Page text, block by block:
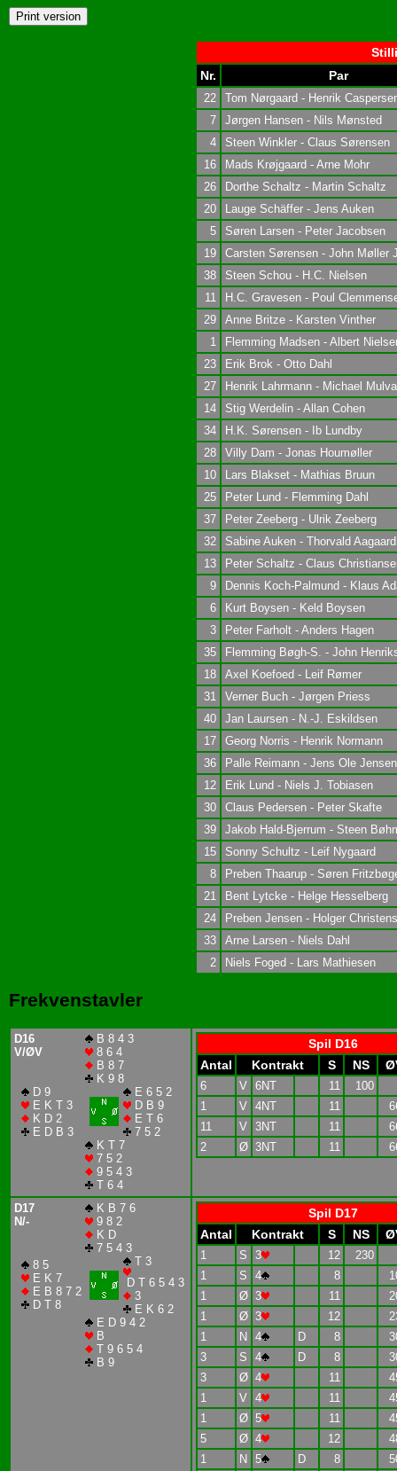
Nr.
Par
22
Tom Nørgaard - Henrik
7
Jørgen Hansen - Nils Mønsted
4
Steen Winkler - Claus Sørensen
16
Mads Krøjgaard - Arne Mohr
26
Dorthe Schaltz - Martin Schaltz
20
Lauge Schäffer - Jens Auken
5
Søren Larsen - Peter Jacobsen
19
Carsten Sørensen - John Møller
38
Steen Schou - H.C. Nielsen
11
H.C. Gravesen - Poul
29
Anne Britze - Karsten Vinther
1
Flemming Madsen - Albert
23
Erik Brok - Otto Dahl
27
Henrik Lahrmann - Michael
14
Stig Werdelin - Allan Cohen
34
H.K. Sørensen - Ib Lundby
28
Villy Dam - Jonas Houmøller
10
Lars Blakset - Mathias Bruun
25
Peter Lund - Flemming Dahl
37
Peter Zeeberg - Ulrik Zeeberg
32
Sabine Auken - Thorvald Aagaard
13
Peter Schaltz - Claus
9
Dennis Koch-Palmund - Klaus
6
Kurt Boysen - Keld Boysen
3
Peter Farholt - Anders Hagen
35
Flemming Bøgh-S. - John
18
Axel Koefoed - Leif Rømer
31
Verner Buch - Jørgen Priess
40
Jan Laursen - N.-J. Eskildsen
17
Georg Norris - Henrik Normann
36
Palle Reimann - Jens Ole Jensen
12
Erik Lund - Niels J. Tobiasen
30
Claus Pedersen - Peter Skafte
39
Jakob Hald-Bjerrum - Steen
15
Sonny Schultz - Leif Nygaard
8
Preben Thaarup - Søren
21
Bent Lytcke - Helge Hesselberg
24
Preben Jensen - Holger
33
Arne Larsen - Niels Dahl
2
Niels Foged - Lars Mathiesen
Frekvenstavler
D16
V/ØV
B 8 4 3
8 6 4
B 8 7
K 9 8
D 9
E K T 3
K D 2
E D B 3
E 6 5 2
D B 9
E T 6
7 5 2
K T 7
7 5 2
9 5 4 3
T 6 4
Spil D16
Antal
Kontrakt S NS
6 V 6NT 11
100
1
V 4NT 11
11
V 3NT 11
2
Ø 3NT 11
D17
N/-
K B 7 6
9 8 2
K D
7 5 4 3
8 5
E K 7
E B 8 7 2
D T 8
T 3
D T 6 5 4 3
3
E K 6 2
E D 9 4 2
B
T 9 6 5 4
B 9
Spil D17
Antal
Kontrakt S NS
1 S 3 12
230
1
S 4 8
1
Ø 3 11
1
Ø 3 12
1
N 4 D 8
3
S 4 D 8
3
Ø 4 11
1
V 4 11
1
Ø 5 11
5
Ø 4 12
1
N 5 D 8